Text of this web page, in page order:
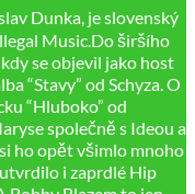
Dunka, je slovenský
Music.Do širšího
se objevil jako host
“Stavy” od Schyza. O
“Hluboko” od
společně s Ideou a
ho opět všimlo mnoho
i zaprdlé Hip